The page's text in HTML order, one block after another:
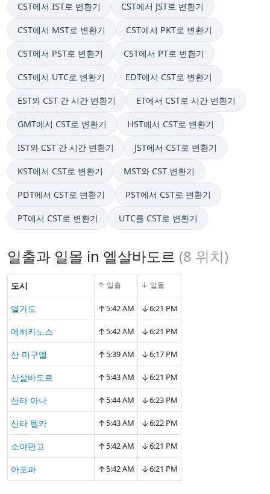
CST에서 IST로 변환기 CST에서 JST로 변환기
CST에서 MST로 변환기 CST에서 PKT로 변환기
CST에서 PST로 변환기 CST에서 PT로 변환기
CST에서 UTC로 변환기 EDT에서 CST로 변환기
EST와 CST 간 시간 변환기 ET에서 CST로 시간 변환기
GMT에서 CST로 변환기 HST에서 CST로 변환기
IST와 CST 간 시간 변환기 JST에서 CST로 변환기
KST에서 CST로 변환기 MST와 CST 변환기
PDT에서 CST로 변환기 PST에서 CST로 변환기
PT에서 CST로 변환기 UTC를 CST로 변환기
일출과 일몰 in 엘살바도르 (8 위치)
도시 ↑ 일출 ↓ 일몰
델가도 ↑5:42 AM ↓6:21 PM
메히카노스 ↑5:42 AM ↓6:21 PM
산 미구엘 ↑5:39 AM ↓6:17 PM
산살바도르 ↑5:43 AM ↓6:21 PM
산타 아나 ↑5:44 AM ↓6:23 PM
산타 텔카 ↑5:43 AM ↓6:22 PM
소야판고 ↑5:42 AM ↓6:21 PM
아포파 ↑5:42 AM ↓6:21 PM